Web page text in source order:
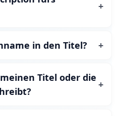
in den Titel?
Titel oder die